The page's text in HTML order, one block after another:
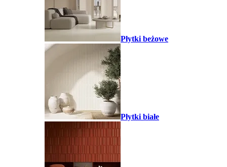
Płytki beżowe
Płytki białe